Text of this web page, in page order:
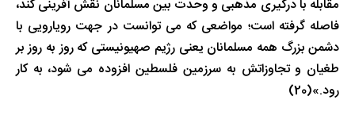
مقابله با درگیری مذهبی و وحدت بین مسلمانان نقش آفرینی کند،
فاصله گرفته است؛ مواضعی که می توانست در جهت رویارویی با
دشمن بزرگ همه مسلمانان یعنی رژیم صهیونیستی که روز به روز بر
طغیان و تجاوزاتش به سرزمین فلسطین افزوده می شود، به کار
رود.»(20)